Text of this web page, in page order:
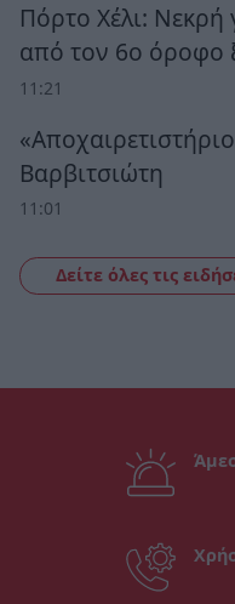
Πόρτο Χέλι:
από τον 6ο όροφο
11:21
Βαρβιτσιώτη
11:01
Δείτε όλες τις